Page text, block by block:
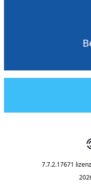
7.7.2.17671